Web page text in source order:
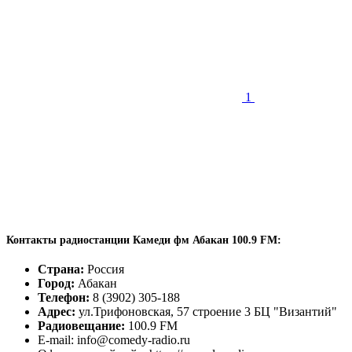
1
Контакты радиостанции Камеди фм Абакан 100.9 FM:
Страна: Россия
Город: Абакан
Телефон: 8 (3902) 305-188
Адрес: ул.Трифоновская, 57 строение 3 БЦ "Византий"
Радиовещание: 100.9 FM
E-mail: info@comedy-radio.ru